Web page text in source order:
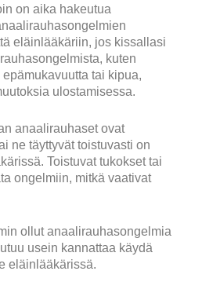
on aika hakeutua
eläinlääkäriin, jos kissallasi
kuten
tai kipua,
ulostamisessa.
anaalirauhaset ovat
ne täyttyvät toistuvasti on
Toistuvat tukokset tai
ongelmiin, mitkä vaativat
ollut anaalirauhasongelmia
usein kannattaa käydä
eläinlääkärissä.